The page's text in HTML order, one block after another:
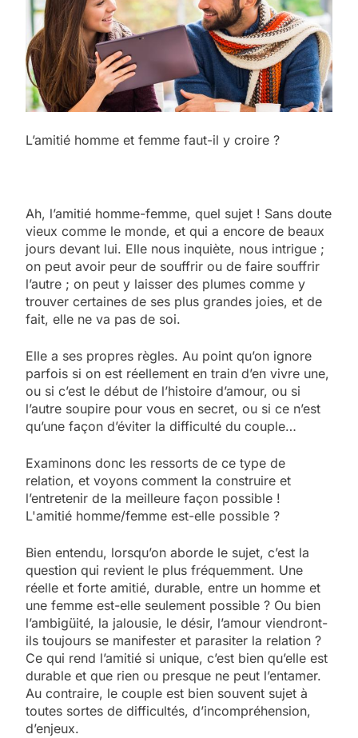
L’amitié homme et femme faut-il y croire ?
Ah, l’amitié homme-femme, quel sujet ! Sans doute
vieux comme le monde, et qui a encore de beaux
jours devant lui. Elle nous inquiète, nous intrigue ;
on peut avoir peur de souffrir ou de faire souffrir
l’autre ; on peut y laisser des plumes comme y
trouver certaines de ses plus grandes joies, et de
fait, elle ne va pas de soi.
Elle a ses propres règles. Au point qu’on ignore
parfois si on est réellement en train d’en vivre une,
ou si c’est le début de l’histoire d’amour, ou si
l’autre soupire pour vous en secret, ou si ce n’est
qu’une façon d’éviter la difficulté du couple…
Examinons donc les ressorts de ce type de
relation, et voyons comment la construire et
l’entretenir de la meilleure façon possible !
L'amitié homme/femme est-elle possible ?
Bien entendu, lorsqu’on aborde le sujet, c’est la
question qui revient le plus fréquemment. Une
réelle et forte amitié, durable, entre un homme et
une femme est-elle seulement possible ? Ou bien
l’ambigüité, la jalousie, le désir, l’amour viendront-
ils toujours se manifester et parasiter la relation ?
Ce qui rend l’amitié si unique, c’est bien qu’elle est
durable et que rien ou presque ne peut l’entamer.
Au contraire, le couple est bien souvent sujet à
toutes sortes de difficultés, d’incompréhension,
d’enjeux.